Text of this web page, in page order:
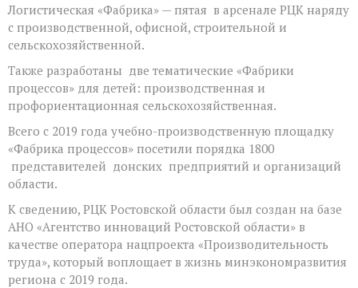
Логистическая «Фабрика» — пятая в арсенале РЦК наряду
с производственной, офисной, строительной и
сельскохозяйственной.
Также разработаны две тематические «Фабрики
процессов» для детей: производственная и
профориентационная сельскохозяйственная.
Всего с 2019 года учебно-производственную площадку
«Фабрика процессов» посетили порядка 1800
представителей донских предприятий и организаций
области.
К сведению, РЦК Ростовской области был создан на базе
АНО «Агентство инноваций Ростовской области» в
качестве оператора нацпроекта «Производительность
труда», который воплощает в жизнь минэкономразвития
региона с 2019 года.